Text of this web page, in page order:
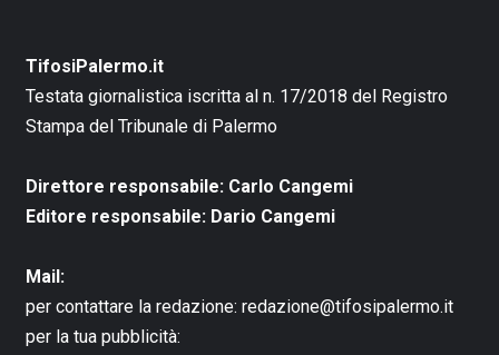
TifosiPalermo.it
Testata giornalistica iscritta al n. 17/2018 del Registro
Stampa del Tribunale di Palermo
Direttore responsabile: Carlo Cangemi
Editore responsabile: Dario Cangemi
Mail:
per contattare la redazione: redazione@tifosipalermo.it
per la tua pubblicità: